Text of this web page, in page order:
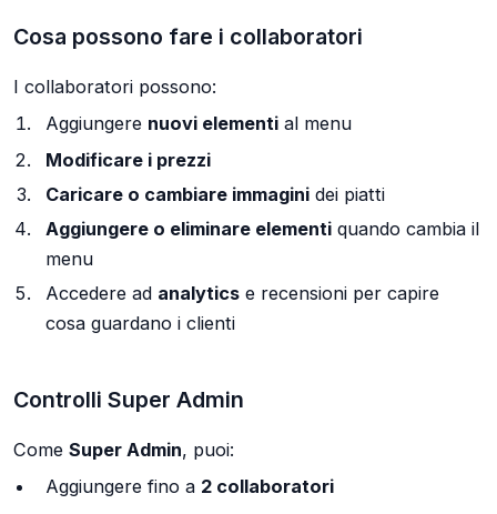
Cosa possono fare i collaboratori
I collaboratori possono:
Aggiungere nuovi elemential menu
Modificare i prezzi
Caricare o cambiare immaginidei piatti
Aggiungere o eliminare elementiquando cambia il
menu
Accedere ad analyticse recensioni per capire
cosa guardano i clienti
Controlli Super Admin
Come Super Admin, puoi:
Aggiungere fino a 2 collaboratori